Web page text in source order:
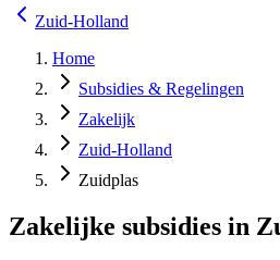
Zuid-Holland
Home
Subsidies & Regelingen
Zakelijk
Zuid-Holland
Zuidplas
Zakelijke subsidies in